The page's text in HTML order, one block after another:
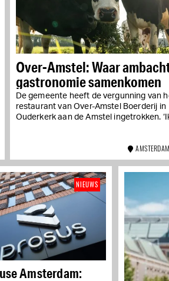
Over-Amstel: Waar
gastronomie samenkomen
De gemeente heeft de vergunning van
restaurant van Over-Amstel Boerderij in
Ouderkerk aan de Amstel ingetrokken.
Amsterdam:
NIEUWS